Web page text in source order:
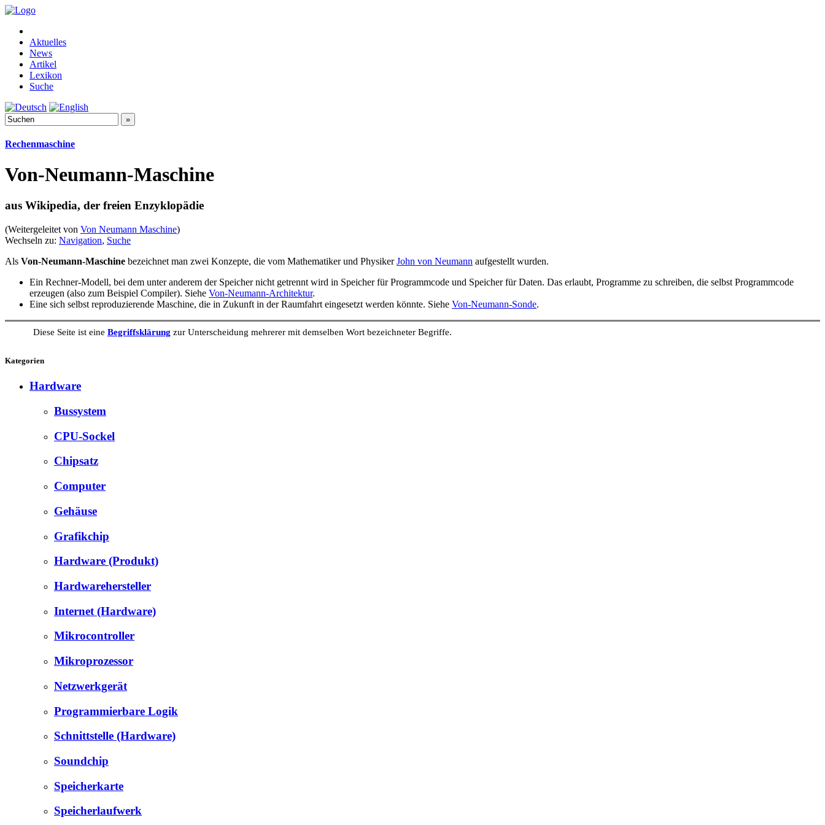
Aktuelles
News
Artikel
Lexikon
Suche
Rechenmaschine
Von-Neumann-Maschine
aus Wikipedia, der freien Enzyklopädie
(Weitergeleitet von Von Neumann Maschine)
Wechseln zu: Navigation, Suche
Als Von-Neumann-Maschine bezeichnet man zwei Konzepte, die vom Mathematiker und PhysikerJohn von Neumann aufgestellt wurden.
Ein Rechner-Modell, bei dem unter anderem der Speicher nicht getrennt wird in Speicher für Programmcode und Speicher für Daten. Das erlaubt, Programme zu schreiben, die selbst Programmcode
erzeugen (also zum Beispiel Compiler). Siehe Von-Neumann-Architektur.
Eine sich selbst reproduzierende Maschine, die in Zukunft in der Raumfahrt eingesetzt werden könnte. Siehe Von-Neumann-Sonde.
Diese Seite ist eine Begriffsklärung zur Unterscheidung mehrerer mit demselben Wort bezeichneter Begriffe.
Kategorien
Hardware
Bussystem
CPU-Sockel
Chipsatz
Computer
Gehäuse
Grafikchip
Hardware (Produkt)
Hardwarehersteller
Internet (Hardware)
Mikrocontroller
Mikroprozessor
Netzwerkgerät
Programmierbare Logik
Schnittstelle (Hardware)
Soundchip
Speicherkarte
Speicherlaufwerk